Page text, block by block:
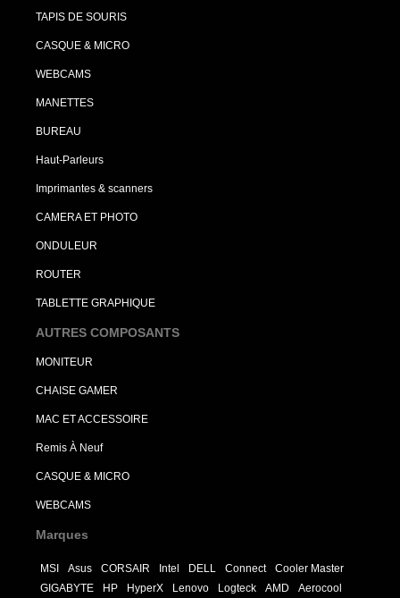
TAPIS DE SOURIS
CASQUE & MICRO
WEBCAMS
MANETTES
BUREAU
Haut-Parleurs
Imprimantes & scanners
CAMERA ET PHOTO
ONDULEUR
ROUTER
TABLETTE GRAPHIQUE
AUTRES COMPOSANTS
MONITEUR
CHAISE GAMER
MAC ET ACCESSOIRE
Remis À Neuf
CASQUE & MICRO
WEBCAMS
Marques
MSI Asus CORSAIR Intel DELL Connect
Cooler Master
GIGABYTE
HP HyperX Lenovo Logteck AMD
Aerocool